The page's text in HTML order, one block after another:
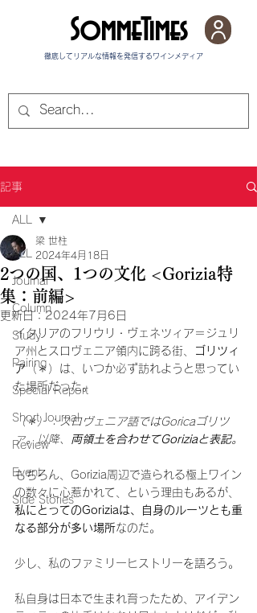
徹底してリアルな情報を発信する​ワインメディア
SommeTimes
記事
ALL
Journal
Column
Study
Pairing
Special Report
Short Journal
Review
Event
Side Stories
ALL
2つの国、1つの文化 <Gorizia特
集：前編>
梁 世柱
2024年4月18日
更新日：2024年7月6日
イタリアのフリウリ・ヴェネツィア＝ジュリ
ア州とスロヴェニア領内に跨る街、
ゴリツィ
ア（＊）は、いつか必ず訪れようと思ってい
た場所だった。
（＊）：スロヴェニア語ではGoricaゴリツ
ァ。以降、 両領土を合わせてGoriziaと表記。
もちろん、Gorizia周辺で造られる極上ワイン
の数々に心惹かれて、という理由もあるが、
私にとってのGoriziaは、自身のルーツとも重
なる部分が多い場所なのだ。
少し、私のファミリーヒストリーを語ろう。
私自身は日本で生まれ育ったため、アイデン